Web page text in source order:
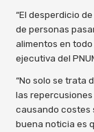
“El desperdicio
de personas
alimentos en todo
ejecutiva del
“No solo se trata
las
causando costes
buena noticia es